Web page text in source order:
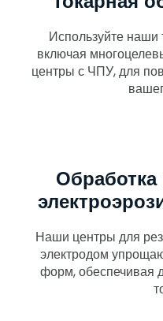
Используйте
включая
центры с ЧПУ, для
Наши центры для
электродом
форм, обеспечивая